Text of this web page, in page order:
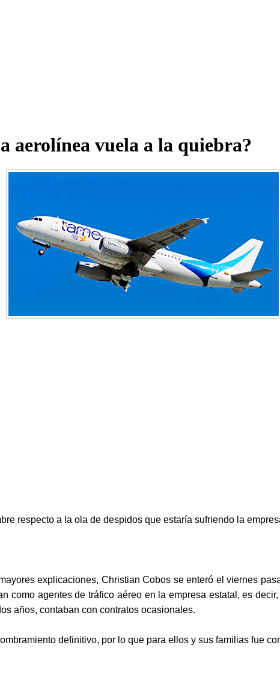
aerolínea vuela a la quiebra?
respecto a la ola de despidos que estaría sufriendo la
explicaciones, Christian Cobos se enteró el viernes
como agentes de tráfico aéreo en la empresa estatal, es
años, contaban con contratos ocasionales.
definitivo, por lo que para ellos y sus familias fue